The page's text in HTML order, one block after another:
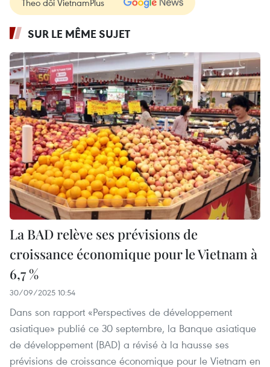
Theo dõi VietnamPlus
SUR LE MÊME SUJET
La BAD relève ses prévisions de
croissance économique pour le Vietnam à
6,7 %
30/09/2025 10:54
Dans son rapport «Perspectives de développement
asiatique» publié ce 30 septembre, la Banque asiatique
de développement (BAD) a révisé à la hausse ses
prévisions de croissance économique pour le Vietnam en